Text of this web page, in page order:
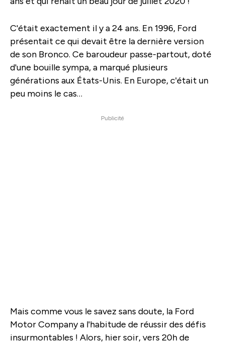
C'était exactement il y a 24 ans. En 1996, Ford
présentait ce qui devait être la dernière version
de son Bronco. Ce baroudeur passe-partout, doté
d'une bouille sympa, a marqué plusieurs
générations aux États-Unis. En Europe, c'était un
peu moins le cas…
Publicité
Mais comme vous le savez sans doute, la Ford
Motor Company a l'habitude de réussir des défis
insurmontables ! Alors, hier soir, vers 20h de